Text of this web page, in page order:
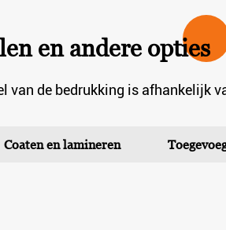
en andere opties
van de bedrukking is afhankelijk
Coaten en lamineren